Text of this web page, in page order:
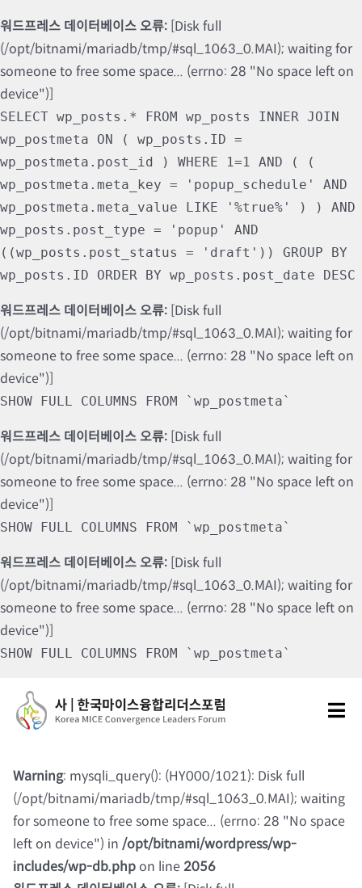
워드프레스 데이터베이스 오류: [Disk full
(/opt/bitnami/mariadb/tmp/#sql_1063_0.MAI); waiting for
someone to free some space... (errno: 28 "No space left on
device")]
SELECT wp_posts.* FROM wp_posts INNER JOIN
wp_postmeta ON ( wp_posts.ID =
wp_postmeta.post_id ) WHERE 1=1 AND ( (
wp_postmeta.meta_key = 'popup_schedule' AND
wp_postmeta.meta_value LIKE '%true%' ) ) AND
wp_posts.post_type = 'popup' AND
((wp_posts.post_status = 'draft')) GROUP BY
wp_posts.ID ORDER BY wp_posts.post_date DESC
워드프레스 데이터베이스 오류: [Disk full
(/opt/bitnami/mariadb/tmp/#sql_1063_0.MAI); waiting for
someone to free some space... (errno: 28 "No space left on
device")]
SHOW FULL COLUMNS FROM `wp_postmeta`
워드프레스 데이터베이스 오류: [Disk full
(/opt/bitnami/mariadb/tmp/#sql_1063_0.MAI); waiting for
someone to free some space... (errno: 28 "No space left on
device")]
SHOW FULL COLUMNS FROM `wp_postmeta`
워드프레스 데이터베이스 오류: [Disk full
(/opt/bitnami/mariadb/tmp/#sql_1063_0.MAI); waiting for
someone to free some space... (errno: 28 "No space left on
device")]
SHOW FULL COLUMNS FROM `wp_postmeta`
content
포럼소식
칼럼 및 기고
Warning: mysqli_query(): (HY000/1021): Disk full
(/opt/bitnami/mariadb/tmp/#sql_1063_0.MAI); waiting
for someone to free some space... (errno: 28 "No space
left on device") in /opt/bitnami/wordpress/wp-
includes/wp-db.phpon line2056